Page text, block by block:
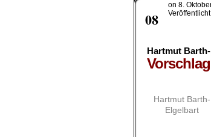
08
on 8.
Hartmut
Hartmut Barth-
Elgelbart